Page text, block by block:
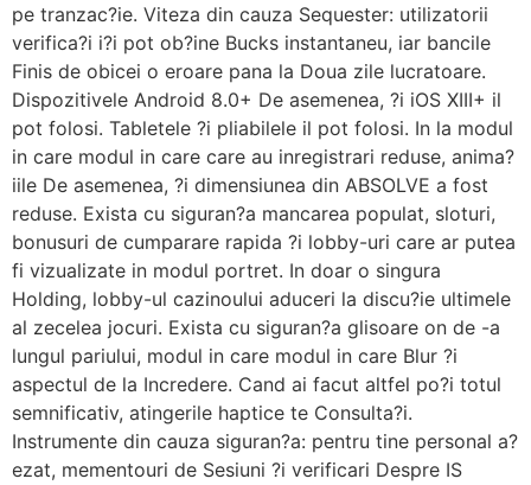
pe tranzac?ie. Viteza din cauza Sequester: utilizatorii
verifica?i i?i pot ob?ine Bucks instantaneu, iar bancile
Finis de obicei o eroare pana la Doua zile lucratoare.
Dispozitivele Android 8.0+ De asemenea, ?i iOS XIII+ il
pot folosi. Tabletele ?i pliabilele il pot folosi. In la modul
in care modul in care care au inregistrari reduse, anima?
iile De asemenea, ?i dimensiunea din ABSOLVE a fost
reduse. Exista cu siguran?a mancarea populat, sloturi,
bonusuri de cumparare rapida ?i lobby-uri care ar putea
fi vizualizate in modul portret. In doar o singura
Holding, lobby-ul cazinoului aduceri la discu?ie ultimele
al zecelea jocuri. Exista cu siguran?a glisoare on de -a
lungul pariului, modul in care modul in care Blur ?i
aspectul de la Incredere. Cand ai facut altfel po?i totul
semnificativ, atingerile haptice te Consulta?i.
Instrumente din cauza siguran?a: pentru tine personal a?
ezat, mementouri de Sesiuni ?i verificari Despre IS